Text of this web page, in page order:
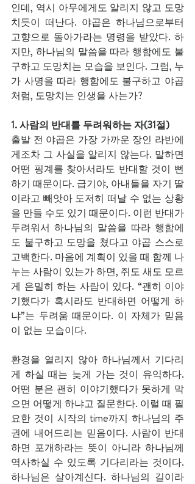
인데, 역시 아무에게도 알리지 않고 도망
치듯이 떠난다. 야곱은 하나님으로부터
고향으로 돌아가라는 명령을 받았다. 하
지만, 하나님의 말씀을 따라 행함에도 불
구하고 도망치는 모습을 보인다. 그럼, 누
가 사명을 따라 행함에도 불구하고 야곱
처럼, 도망치는 인생을 사는가?
1. 사람의 반대를 두려워하는 자(31절)
출발 전 야곱은 가장 가까운 장인 라반에
게조차 그 사실을 알리지 않는다. 말하면
어떤 핑계를 찾아서라도 반대할 것이 뻔
하기 때문이다. 급기야, 아내들을 자기 딸
이라고 빼앗아 도저히 떠날 수 없는 상황
을 만들 수도 있기 때문이다. 이런 반대가
두려워서 하나님의 말씀을 따라 행함에
도 불구하고 도망을 쳤다고 야곱 스스로
고백한다. 마음에 계획이 있을 때 함께 나
누는 사람이 있는가 하면, 쥐도 새도 모르
게 은밀히 하는 사람이 있다. “괜히 이야
기했다가 혹시라도 반대하면 어떻게 하
냐”는 두려움 때문이다. 이 자체가 믿음
이 없는 모습이다.
환경을 열리지 않아 하나님께서 기다리
게 하실 때는 늦게 가는 것이 유익하다.
어떤 분은 괜히 이야기했다가 못하게 막
으면 어떻게 하냐고 질문한다. 이럴 때 필
요한 것이 시작의 time까지 하나님의 주
권에 내어드리는 믿음이다. 사람이 반대
하면 포개하라는 뜻이 아니라 하나님께
역사하실 수 있도록 기다리라는 것이다.
하나님은 살아계신다. 하나님의 길이라